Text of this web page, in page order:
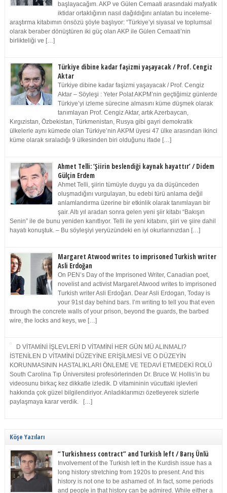
başlayacağım. AKP ve Gülen Cemaati arasındaki mafyatik
iktidar ortaklığının nasıl dağıldığını anlatan bu inceleme-
araştırma kitabımın önsözü şöyle başlıyor: “Türkiye’yi siyasal ve toplumsal
olarak beraber dönüştüren iki güç olan AKP ile Gülen Cemaati’nin
birlikteliği ve […]
Türkiye dibine kadar faşizmi yaşayacak / Prof. Cengiz
Aktar
Türkiye dibine kadar faşizmi yaşayacak / Prof. Cengiz
Aktar – Söyleşi : Yeter Polat AKPM’nin geçtiğimiz günlerde
Türkiye’yi izleme sürecine almasını küme düşmek olarak
tanımlayan Prof. Cengiz Aktar, artık Azerbaycan,
Kırgızistan, Özbekistan, Türkmenistan, Rusya gibi gayri demokratik
ülkelerle aynı kümede olan Türkiye’nin AKPM üyesi 47 ülke arasından ikinci
küme olarak sıraladığı 9 ülkesinden biri olduğunu ifade […]
Ahmet Telli: ‘Şiirin beslendiği kaynak hayattır’ / Didem
Gülçin Erdem
Ahmet Telli, şiirin tümüyle duygu ya da düşünceden
oluşmadığını vurgulayan, bu edebi türü anlama değil
anlamlandırma üzerine bir etkinlik olarak tanımlayan bir
şair. Altı yıl aradan sonra gelen yeni şiir kitabı “Bakışın
Senin” ile de bunu yeniden kanıtlıyor. Telli ile yeni kitabını, şiiri ve şiire dahil
hayatı konuştuk. – Bu söyleşiyi yeryüzündeki en iyi okurlarınızdan […]
Margaret Atwood writes to imprisoned Turkish writer
Asli Erdoğan
On PEN’s Day of the Imprisoned Writer, Canadian poet,
novelist and activist Margaret Atwood writes to imprisoned
Turkish writer Asli Erdoğan. Dear Asli Erdogan, Today is
your 91st day behind bars. I’m writing to tell you that even
through the concrete walls of your prison, beyond the guards, the barbed
wire, the locks and keys, we […]
D VİTAMİNİ İŞLEVLERİ D VİTAMİNİ HER GÜN MÜ ALINMALI?
İSTENİLEN D VİTAMİNİ DÜZEYİNE ERİŞİLMESİ VE O DÜZEYİN
KORUNMASININ HASTALIKLARI ÖNLEME VE TEDAVİ ETMEDEKİ ROLÜ
South Carolina Tıp Üniversitesi profesörlerinden Dr. Bruce W. Hollis’in bu
videosunu birkaç kez dikkatle izledik. D vitamininin vücuttaki işlevleri
hakkında çok güzel bilgilendiriyor. Anladıklarımızı özetleyerek sizlerle
paylaşmaya karar verdik. […]
Köşe Yazıları
“Turkishness contract” and Turkish left / Barış Ünlü
Involvement of the Turkish left in the Kurdish issue has a
long history stretching from 1920s to present. And this
history is not one to be ashamed of. In fact, some periods
and people in that history can be admired. While either a